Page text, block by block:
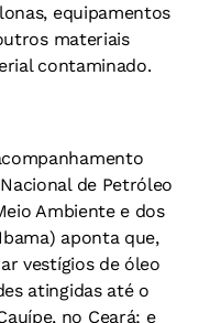
equipamentos
materiais
contaminado.
de Petróleo
Ambiente e dos
aponta que,
vestígios de óleo
atingidas até o
no Ceará; e